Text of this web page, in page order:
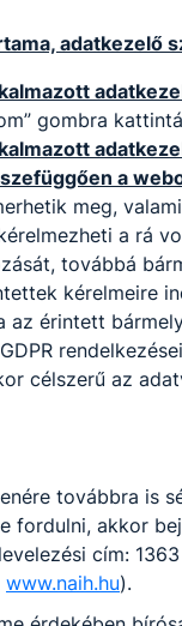
adatkezelő
gombra
a
meg,
a rá
továbbá
kérelmeire
az érintett
célszerű az
továbbra is
fordulni, akkor
cím:
www.naih.hu).